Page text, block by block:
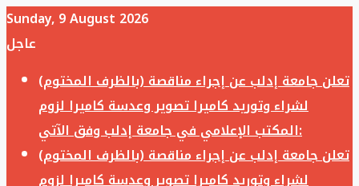
Sunday, 9 August 2026
عاجل
تعلن جامعة إدلب عن إجراء مناقصة (بالظرف المختوم)
لشراء وتوريد كاميرا تصوير وعدسة كاميرا لزوم
المكتب الإعلامي في جامعة إدلب وفق الآتي:
تعلن جامعة إدلب عن إجراء مناقصة (بالظرف المختوم)
لشراء وتوريد كاميرا تصوير وعدسة كاميرا لزوم